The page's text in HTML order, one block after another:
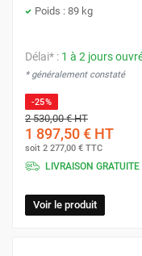
Poids : 89 kg
Délai* : 1 à 2 jours
* généralement constaté
-25%
2 530,00 €HT
1 897,50 € HT
soit 2 277,00 € TTC
LIVRAISON GRATUITE
Voir le produit